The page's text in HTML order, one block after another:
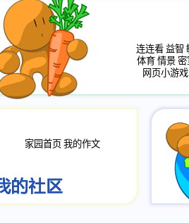
连连看 益智
体育 情景 密
网页小游戏
家园首页 我的作文